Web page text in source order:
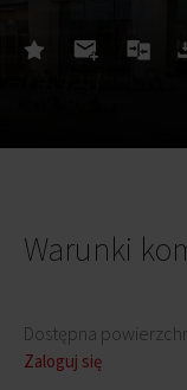
Warunki
Dostępna
Zaloguj się